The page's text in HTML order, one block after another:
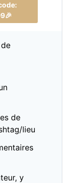
de
lieu
y